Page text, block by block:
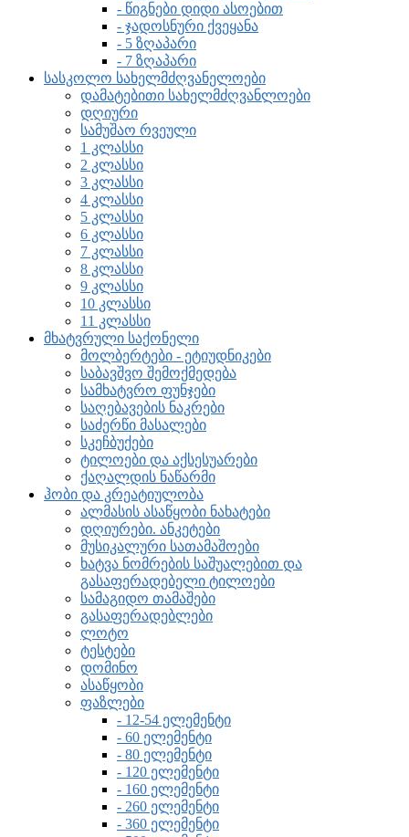
- წიგნები დიდი ასოებით
- ჯადოსნური ქვეყანა
- 5 ზღაპარი
- 7 ზღაპარი
სასკოლო სახელმძღვანელოები
დამატებითი სახელმძღვანლოები
დღიური
სამუშაო რვეული
1 კლასსი
2 კლასსი
3 კლასსი
4 კლასსი
5 კლასსი
6 კლასსი
7 კლასსი
8 კლასსი
9 კლასსი
10 კლასსი
11 კლასსი
მხატვრული საქონელი
მოლბერტები - ეტიუდნიკები
საბავშვო შემოქმედება
სამხატვრო ფუნჯები
საღებავების ნაკრები
საძერწი მასალები
სკეჩბუქები
ტილოები და აქსესუარები
ქაღალდის ნაწარმი
ჰობი და კრეატიულობა
ალმასის ასაწყობი ნახატები
დღიურები. ანკეტები
მუსიკალური სათამაშოები
ხატვა ნომრების საშუალებით და
გასაფერადებელი ტილოები
სამაგიდო თამაშები
გასაფერადებლები
ლოტო
ტესტები
დომინო
ასაწყობი
ფაზლები
- 12-54 ელემენტი
- 60 ელემენტი
- 80 ელემენტი
- 120 ელემენტი
- 160 ელემენტი
- 260 ელემენტი
- 360 ელემენტი